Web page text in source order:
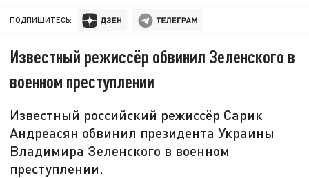
ПОДПИШИТЕСЬ:
Известный режиссёр обвинил Зеленского в
военном преступлении
Известный российский режиссёр Сарик
Андреасян обвинил президента Украины
Владимира Зеленского в военном
преступлении.